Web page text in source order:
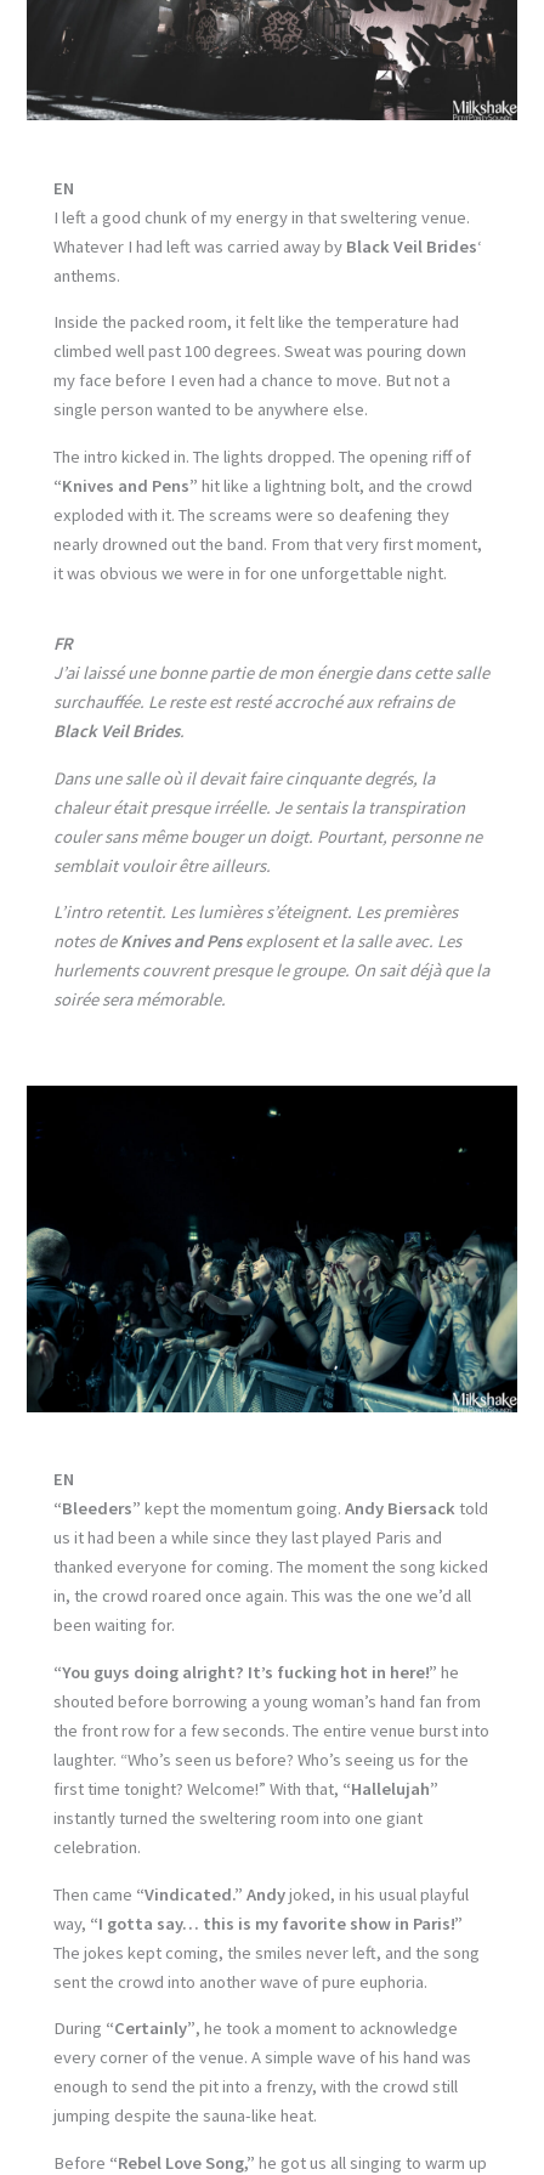
EN
I left a good chunk of my energy in that sweltering venue.
Whatever I had left was carried away by Black Veil Brides‘
anthems.
Inside the packed room, it felt like the temperature had
climbed well past 100 degrees. Sweat was pouring down
my face before I even had a chance to move. But not a
single person wanted to be anywhere else.
The intro kicked in. The lights dropped. The opening riff of
“Knives and Pens” hit like a lightning bolt, and the crowd
exploded with it. The screams were so deafening they
nearly drowned out the band. From that very first moment,
it was obvious we were in for one unforgettable night.
FR
J’ai laissé une bonne partie de mon énergie dans cette salle
surchauffée. Le reste est resté accroché aux refrains de
Black Veil Brides.
Dans une salle où il devait faire cinquante degrés, la
chaleur était presque irréelle. Je sentais la transpiration
couler sans même bouger un doigt. Pourtant, personne ne
semblait vouloir être ailleurs.
L’intro retentit. Les lumières s’éteignent. Les premières
notes deKnives and Pensexplosent et la salle avec. Les
hurlements couvrent presque le groupe. On sait déjà que la
soirée sera mémorable.
EN
“Bleeders” kept the momentum going.Andy Biersacktold
us it had been a while since they last played Paris and
thanked everyone for coming. The moment the song kicked
in, the crowd roared once again. This was the one we’d all
been waiting for.
“You guys doing alright? It’s fucking hot in here!” he
shouted before borrowing a young woman’s hand fan from
the front row for a few seconds. The entire venue burst into
laughter. “Who’s seen us before? Who’s seeing us for the
first time tonight? Welcome!” With that, “Hallelujah”
instantly turned the sweltering room into one giant
celebration.
Then came “Vindicated.” Andyjoked, in his usual playful
way, “I gotta say… this is my favorite show in Paris!”
The jokes kept coming, the smiles never left, and the song
sent the crowd into another wave of pure euphoria.
During “Certainly”, he took a moment to acknowledge
every corner of the venue. A simple wave of his hand was
enough to send the pit into a frenzy, with the crowd still
jumping despite the sauna-like heat.
Before “Rebel Love Song,” he got us all singing to warm up